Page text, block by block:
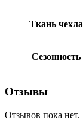
Ткань чехла
Сезонность
Отзывы
Отзывов пока нет.